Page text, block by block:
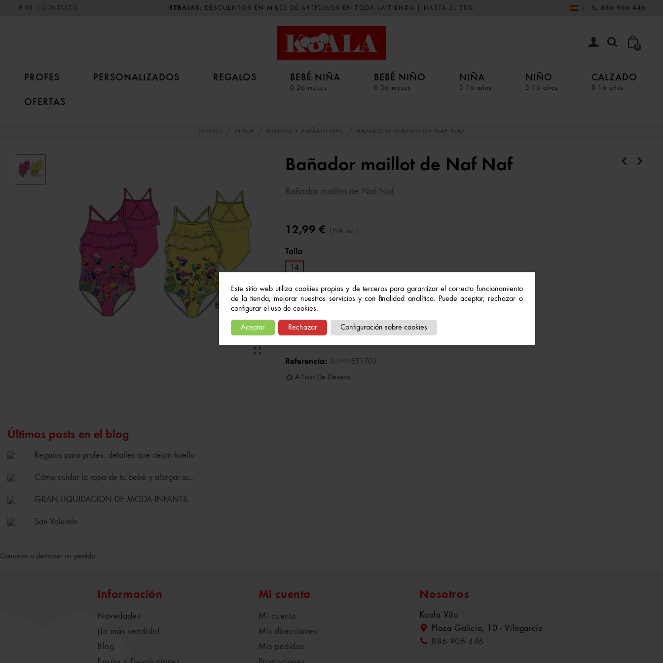
Este sitio web utiliza cookies propias y de terceros para garantizar el correcto funcionamiento
de la tienda, mejorar nuestros servicios y con finalidad analítica. Puede aceptar, rechazar o
configurar el uso de cookies.
Aceptar Rechazar Configuración sobre cookies
CONTACTO REBAJAS: DESCUENTOS EN MILES DE ARTÍCULOS EN TODA LA TIENDA | HASTA EL 50% 886 906 446
0
PROFES PERSONALIZADOS REGALOS BEBÉ NIÑA
0-36 meses
BEBÉ NIÑO
0-36 meses
NIÑA
3-16 años
NIÑO
3-16 años
CALZADO
0-16 años
OFERTAS
INICIO / NIÑA / BIKINIS Y BAÑADORES / BAÑADOR MAILLOT DE NAF NAF
Bañador maillot de Naf Naf
Bañador maillot de Naf Naf
12,99 € (IVA inc.)
Talla
14
- + Añadir al carrito
Referencia: SU-NNET1705
A Lista De Deseos
Últimos posts en el blog
Regalos para profes: detalles que dejan huella
Cómo cuidar la ropa de tu bebé y alargar su...
GRAN LIQUIDACIÓN DE MODA INFANTIL
San Valentín
Cancelar o devolver un pedido
Información
Novedades
¡Lo más vendido!
Blog
Mi cuenta
Mi cuenta
Mis direcciones
Mis pedidos
Nosotros
Koala Vila
Plaza Galicia, 10 - Vilagarcía
886 906 446